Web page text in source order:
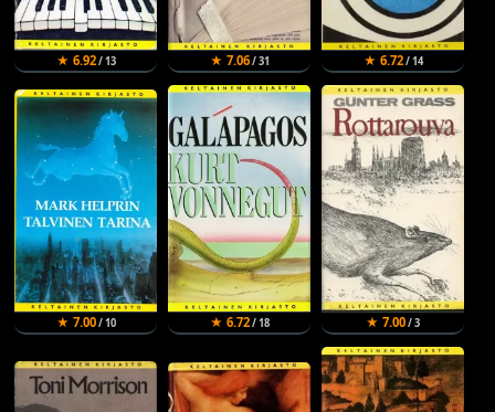
★ 6.92/ 13 ★ 7.06/ 31 ★ 6.72/ 14
★ 7.00/ 10 ★ 6.72/ 18 ★ 7.00/ 3